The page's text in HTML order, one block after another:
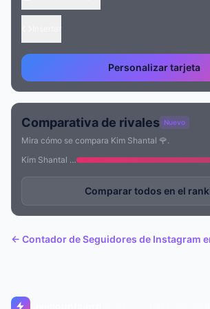
Personalizar tarjeta
Comparativa de rivales Nuevo
Mira cómo se compara Kim Shantal 🌹.
Kim Shantal 🌹
Comparar todos en el
← Contador de Seguidores de Instagram